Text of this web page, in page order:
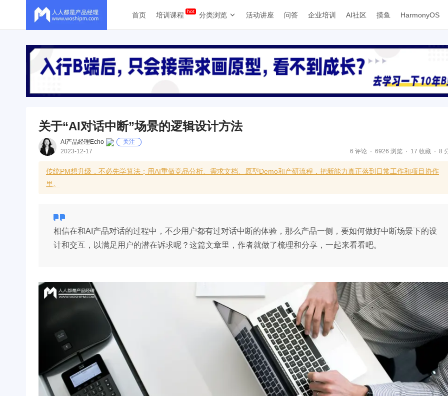
首页 培训课程 分类浏览 活动讲座 问答 企业培训 AI社区 摸鱼 HarmonyOS
关于“AI对话中断”场景的逻辑设计方法
AI产品经理Echo
关注
2023-12-17
6 评论 6926 浏览 17 收藏 8
传统PM想升级，不必先学算法；用AI重做竞品分析、需求文档、原型Demo和产研流程，把新能力真正落到日常工作和项目协作
里。
相信在和AI产品对话的过程中，不少用户都有过对话中断的体验，那么产品一侧，要如何做好中断场景下的设
计和交互，以满足用户的潜在诉求呢？这篇文章里，作者就做了梳理和分享，一起来看看吧。